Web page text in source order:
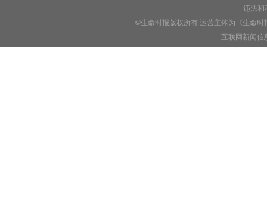
违法和
©生命时报版权所有 运营主体为《生命
互联网新闻信